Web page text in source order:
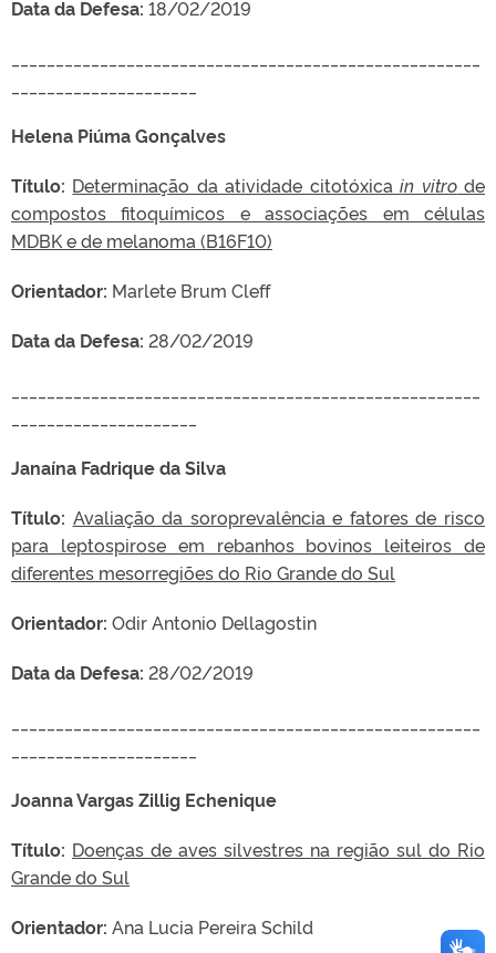
Data da Defesa: 18/02/2019
Helena Piúma Gonçalves
Título: Determinação da atividade citotóxicain vitrode
compostos fitoquímicos e associações em células
MDBK e de melanoma (B16F10)
Orientador: Marlete Brum Cleff
Data da Defesa: 28/02/2019
Janaína Fadrique da Silva
Título: Avaliação da soroprevalência e fatores de risco
para leptospirose em rebanhos bovinos leiteiros de
diferentes mesorregiões do Rio Grande do Sul
Orientador: Odir Antonio Dellagostin
Data da Defesa: 28/02/2019
Joanna Vargas Zillig Echenique
Título: Doenças de aves silvestres na região sul do Rio
Grande do Sul
Orientador: Ana Lucia Pereira Schild